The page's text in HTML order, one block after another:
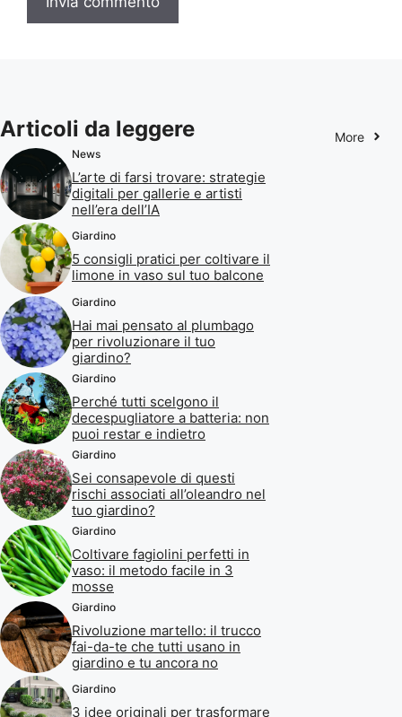
Articoli da leggere More
News
L’arte di farsi trovare: strategie
digitali per gallerie e artisti
nell’era dell’IA
Giardino
5 consigli pratici per coltivare il
limone in vaso sul tuo balcone
Giardino
Hai mai pensato al plumbago
per rivoluzionare il tuo
giardino?
Giardino
Perché tutti scelgono il
decespugliatore a batteria: non
puoi restar e indietro
Giardino
Sei consapevole di questi
rischi associati all’oleandro nel
tuo giardino?
Giardino
Coltivare fagiolini perfetti in
vaso: il metodo facile in 3
mosse
Giardino
Rivoluzione martello: il trucco
fai-da-te che tutti usano in
giardino e tu ancora no
Giardino
3 idee originali per trasformare